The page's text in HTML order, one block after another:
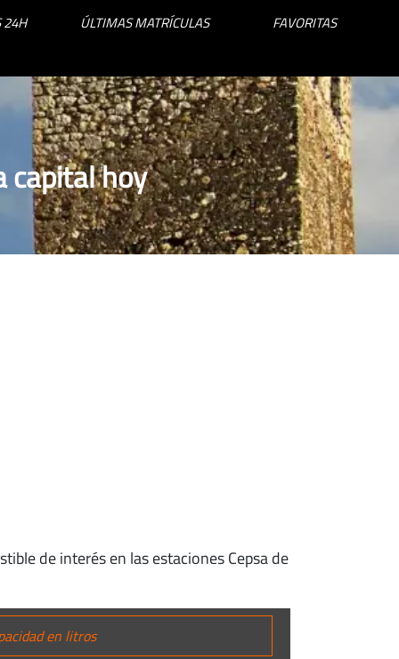
24H ÚLTIMAS MATRÍCULAS FAVORITAS
capital hoy
de interés en las estaciones Cepsa de